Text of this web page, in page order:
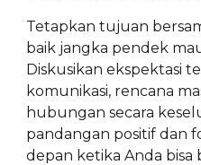
Tetapkan tujuan
baik jangka pendek
Diskusikan ekspektasi
komunikasi, rencana
hubungan secara
pandangan positif dan
depan ketika Anda bisa